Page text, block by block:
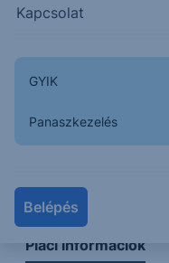
Kapcsolat
GYIK
Panaszkezelés
Belépés
Napon belüli
Piaci információk